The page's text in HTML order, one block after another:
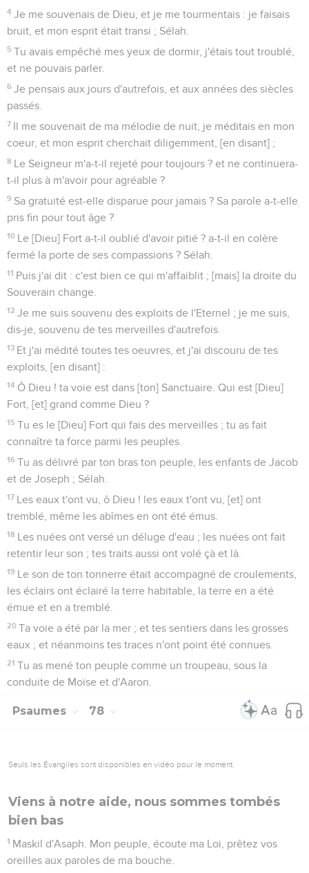
4 Je me souvenais de Dieu, et je me tourmentais : je faisais
bruit, et mon esprit était transi ; Sélah.
5 Tu avais empêché mes yeux de dormir, j'étais tout troublé,
et ne pouvais parler.
6 Je pensais aux jours d'autrefois, et aux années des siècles
passés.
7 Il me souvenait de ma mélodie de nuit, je méditais en mon
coeur, et mon esprit cherchait diligemment, [en disant] ;
8 Le Seigneur m'a-t-il rejeté pour toujours ? et ne continuera-
t-il plus à m'avoir pour agréable ?
9 Sa gratuité est-elle disparue pour jamais ? Sa parole a-t-elle
pris fin pour tout âge ?
10 Le [Dieu] Fort a-t-il oublié d'avoir pitié ? a-t-il en colère
fermé la porte de ses compassions ? Sélah.
11 Puis j'ai dit : c'est bien ce qui m'affaiblit ; [mais] la droite du
Souverain change.
12 Je me suis souvenu des exploits de l'Eternel ; je me suis,
dis-je, souvenu de tes merveilles d'autrefois.
13 Et j'ai médité toutes tes oeuvres, et j'ai discouru de tes
exploits, [en disant] :
14 Ô Dieu ! ta voie est dans [ton] Sanctuaire. Qui est [Dieu]
Fort, [et] grand comme Dieu ?
15 Tu es le [Dieu] Fort qui fais des merveilles ; tu as fait
connaître ta force parmi les peuples.
16 Tu as délivré par ton bras ton peuple, les enfants de Jacob
et de Joseph ; Sélah.
17 Les eaux t'ont vu, ô Dieu ! les eaux t'ont vu, [et] ont
tremblé, même les abîmes en ont été émus.
18 Les nuées ont versé un déluge d'eau ; les nuées ont fait
retentir leur son ; tes traits aussi ont volé çà et là.
19 Le son de ton tonnerre était accompagné de croulements,
les éclairs ont éclairé la terre habitable, la terre en a été
émue et en a tremblé.
20 Ta voie a été par la mer ; et tes sentiers dans les grosses
eaux ; et néanmoins tes traces n'ont point été connues.
21 Tu as mené ton peuple comme un troupeau, sous la
conduite de Moïse et d'Aaron.
Psaumes 78
Seuls les Évangiles sont disponibles en vidéo pour le moment.
Viens à notre aide, nous sommes tombés
bien bas
1 Maskil d'Asaph. Mon peuple, écoute ma Loi, prêtez vos
oreilles aux paroles de ma bouche.